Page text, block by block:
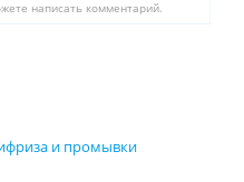
написать комментарий.